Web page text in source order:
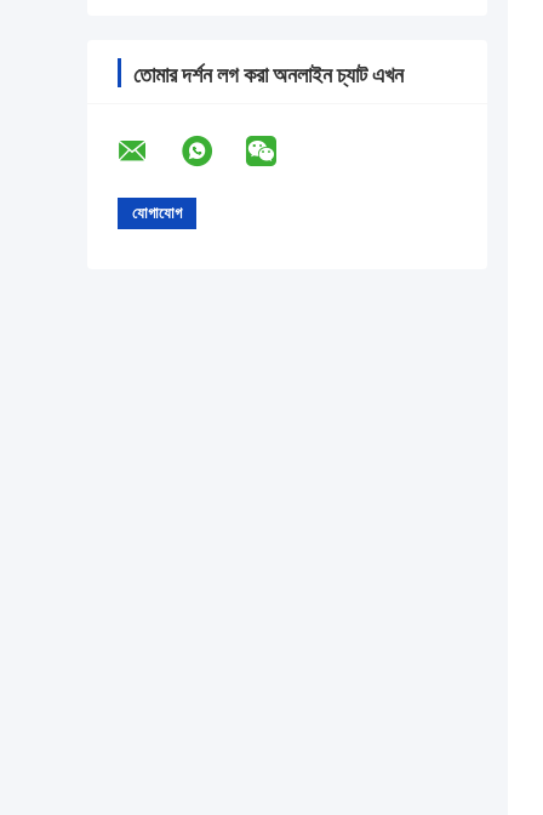
তোমার দর্শন লগ করা অনলাইন চ্যাট এখন